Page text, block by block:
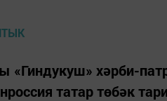
хәрби-
татар төбәк